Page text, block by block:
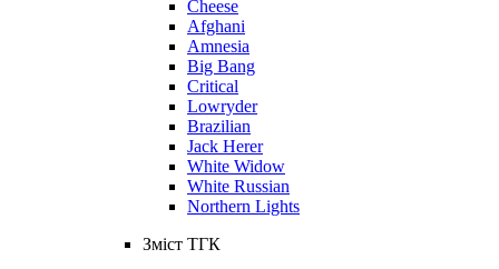
Cheese
Afghani
Amnesia
Big Bang
Critical
Lowryder
Brazilian
Jack Herer
White Widow
White Russian
Northern Lights
Зміст ТГК